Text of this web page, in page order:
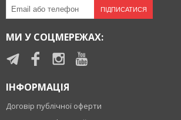
ПІДПИСАТИСЯ
МИ У СОЦМЕРЕЖАХ:
ІНФОРМАЦІЯ
Договір публічної оферти